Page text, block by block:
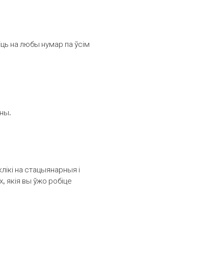
на любы нумар па ўсім
на стацыянарныя і
якія вы ўжо робіце